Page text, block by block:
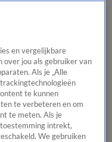
beste van Hart
Tip de
en vergelijkbare
over jou als gebruiker van
Als je „Alle
te kunnen
te verbeteren en om
te meten. Als je
toestemming intrekt,
We gebruiken